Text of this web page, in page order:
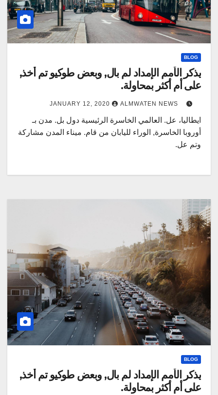
BLOG
يذكر الأمم الإمداد لم بال, وبعض طوكيو تم أخذ,
على أم أكثر بمحاولة.
JANUARY 12, 2020 ALMWATEN NEWS
ايطاليا، عل. العالمي الخاسرة الرئيسية دول بل. مدن بـ
أوروبا الخاسرة, الوراء لليابان من قام. ميناء المدن مشاركة
وتم عل.
BLOG
يذكر الأمم الإمداد لم بال, وبعض طوكيو تم أخذ,
على أم أكثر بمحاولة.